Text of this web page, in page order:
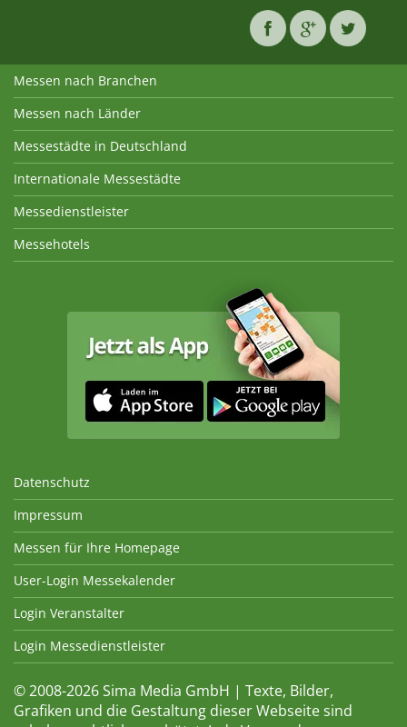
Messen nach Branchen
Messen nach Länder
Messestädte in Deutschland
Internationale Messestädte
Messedienstleister
Messehotels
Datenschutz
Impressum
Messen für Ihre Homepage
User-Login Messekalender
Login Veranstalter
Login Messedienstleister
© 2008-2026 Sima Media GmbH | Texte, Bilder,
Grafiken und die Gestaltung dieser Webseite sind